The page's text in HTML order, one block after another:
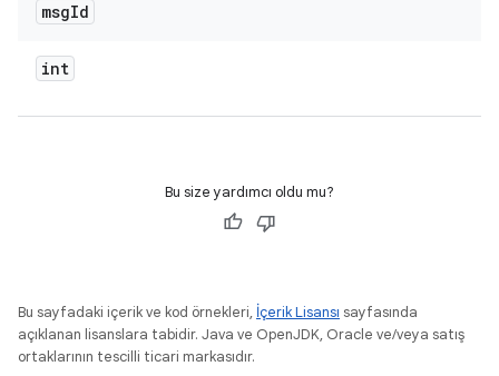
msgId
int
Bu size yardımcı oldu mu?
Bu sayfadaki içerik ve kod örnekleri, İçerik Lisansı sayfasında
açıklanan lisanslara tabidir. Java ve OpenJDK, Oracle ve/veya satış
ortaklarının tescilli ticari markasıdır.